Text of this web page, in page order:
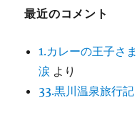
最近のコメント
1.カレーの王子さま
涙 より
33.黒川温泉旅行記